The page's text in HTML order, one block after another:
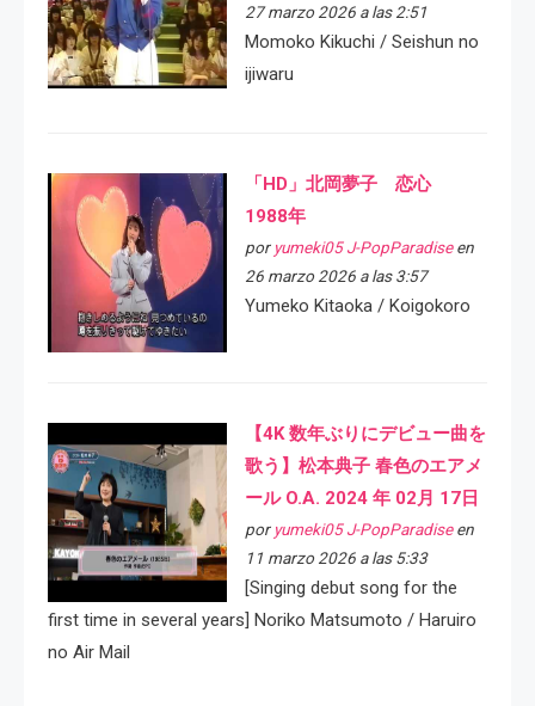
27 marzo 2026 a las 2:51
Momoko Kikuchi / Seishun no
ijiwaru
「HD」北岡夢子 恋心
1988年
por yumeki05 J-PopParadiseen
26 marzo 2026 a las 3:57
Yumeko Kitaoka / Koigokoro
【4K 数年ぶりにデビュー曲を
歌う】松本典子 春色のエアメ
ール O.A. 2024 年 02月 17日
por yumeki05 J-PopParadiseen
11 marzo 2026 a las 5:33
[Singing debut song for the
first time in several years] Noriko Matsumoto / Haruiro
no Air Mail